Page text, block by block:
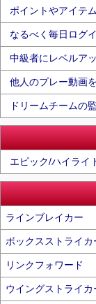
ポイントやアイテ
なるべく毎日ログ
中級者にレベルア
他人のプレー動画
ドリームチームの
エピック/ハイライ
ラインブレイカー
ボックスストライカ
リンクフォワード
ウイングストライカ